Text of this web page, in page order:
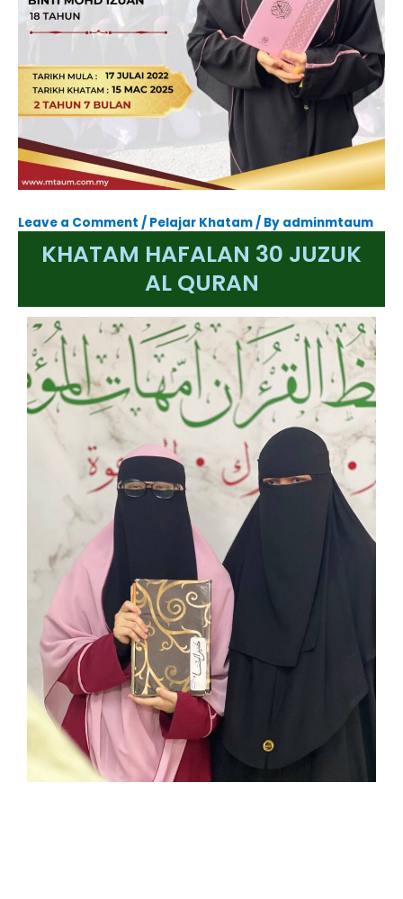
Leave a Comment / Pelajar Khatam/ By adminmtaum
KHATAM HAFALAN 30 JUZUK
AL QURAN